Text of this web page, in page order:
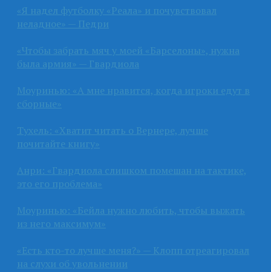
«Я надел футболку «Реала» и почувствовал
неладное» — Педри
«Чтобы забрать мяч у моей «Барселоны», нужна
была армия» — Гвардиола
Моуринью: «А мне нравится, когда игроки едут в
сборные»
Тухель: «Хватит читать о Вернере, лучше
почитайте книгу»
Анри: «Гвардиола слишком помешан на тактике,
это его проблема»
Моуринью: «Бейла нужно любить, чтобы выжать
из него максимум»
«Есть кто-то лучше меня?» — Клопп отреагировал
на слухи об увольнении